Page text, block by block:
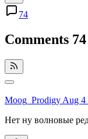
74
Comments 74
Moog_Prodigy Aug 4
Нет ну волновые